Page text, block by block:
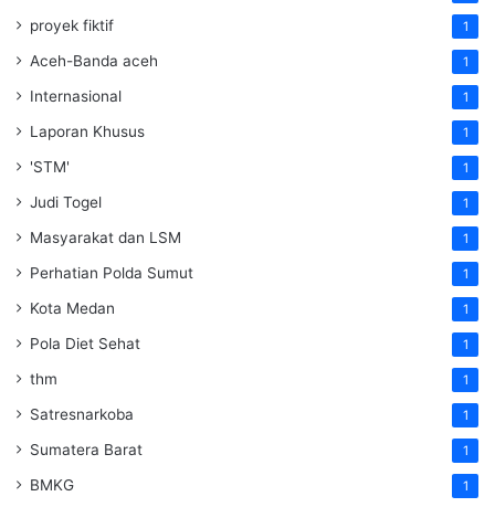
proyek fiktif 1
Aceh-Banda aceh 1
Internasional 1
Laporan Khusus 1
'STM' 1
Judi Togel 1
Masyarakat dan LSM 1
Perhatian Polda Sumut 1
Kota Medan 1
Pola Diet Sehat 1
thm 1
Satresnarkoba 1
Sumatera Barat 1
BMKG 1